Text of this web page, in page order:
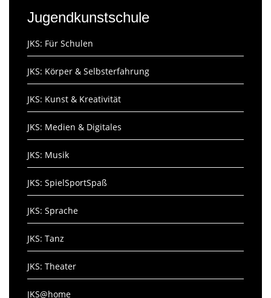
Jugendkunstschule
JKS: Für Schulen
JKS: Körper & Selbsterfahrung
JKS: Kunst & Kreativität
JKS: Medien & Digitales
JKS: Musik
JKS: SpielSportSpaß
JKS: Sprache
JKS: Tanz
JKS: Theater
JKS@home